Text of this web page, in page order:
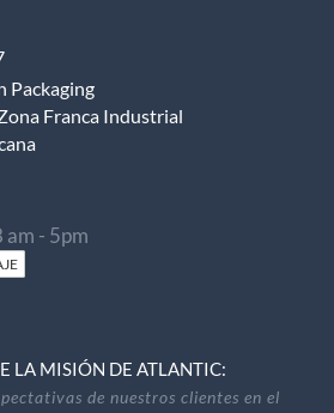
Packaging
Franca Industrial
am - 5pm
LA MISIÓN DE ATLANTIC:
de nuestros clientes en el